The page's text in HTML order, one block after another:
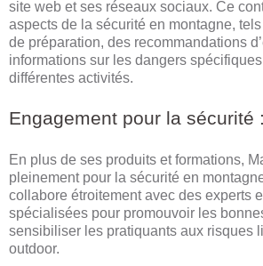
site web et ses réseaux sociaux. Ce
aspects de la sécurité en montagne,
de préparation, des recommandations
informations sur les dangers
différentes activités.
Engagement pour la sécurité :
En plus de ses produits et formations,
pleinement pour la sécurité en
collabore étroitement avec des experts
spécialisées pour promouvoir les
sensibiliser les pratiquants aux risques
outdoor.